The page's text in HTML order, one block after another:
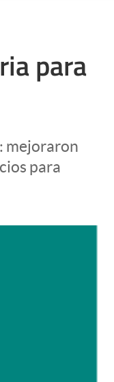
para
mejoraron
para